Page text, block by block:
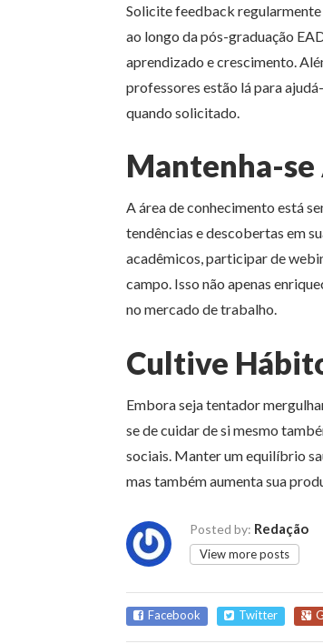
Solicite feedback
ao longo da pós-graduação
aprendizado e crescimento.
professores estão lá para
quando solicitado.
Mantenha-
A área de conhecimento está
tendências e descobertas em
acadêmicos, participar de
campo. Isso não apenas
no mercado de trabalho.
Cultive
Embora seja tentador
se de cuidar de si mesmo
sociais. Manter um equilíbrio
mas também aumenta sua
Posted by: Redação
View more posts
Facebook Twitter